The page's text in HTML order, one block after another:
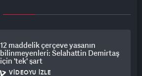
12 maddelik çerçeve yasanın
bilinmeyenleri: Selahattin Demirtaş
için 'tek' şart
VIDEOYU İZLE